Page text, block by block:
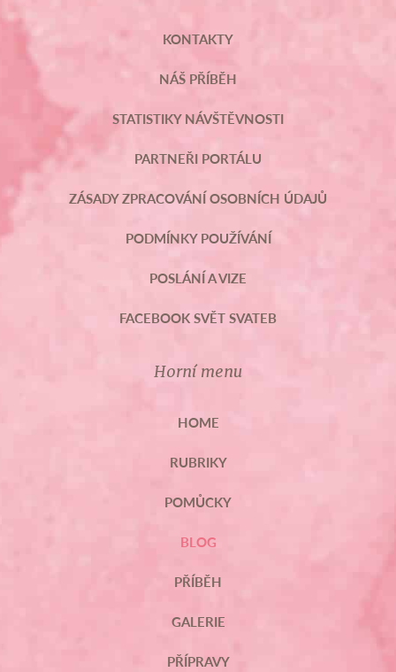
KONTAKTY
NÁŠ PŘÍBĚH
STATISTIKY NÁVŠTĚVNOSTI
PARTNEŘI PORTÁLU
ZÁSADY ZPRACOVÁNÍ OSOBNÍCH ÚDAJŮ
PODMÍNKY POUŽÍVÁNÍ
POSLÁNÍ A VIZE
FACEBOOK SVĚT SVATEB
Horní menu
HOME
RUBRIKY
POMŮCKY
BLOG
PŘÍBĚH
GALERIE
PŘÍPRAVY